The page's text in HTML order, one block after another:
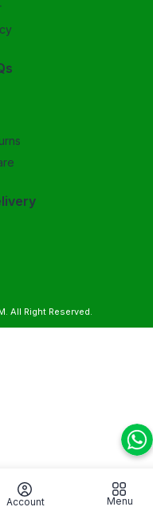
. All Right Reserved.
Account Menu